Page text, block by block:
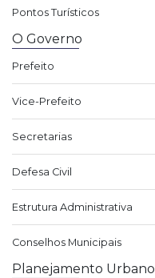
Pontos Turísticos
O Governo
Prefeito
Vice-Prefeito
Secretarias
Defesa Civil
Estrutura Administrativa
Conselhos Municipais
Planejamento Urbano